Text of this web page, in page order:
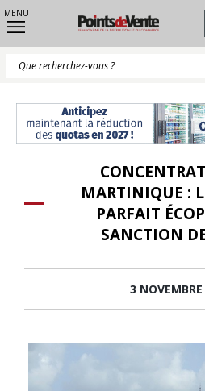
MENU
MARTINIQUE :
PARFAIT
SANCTION
3